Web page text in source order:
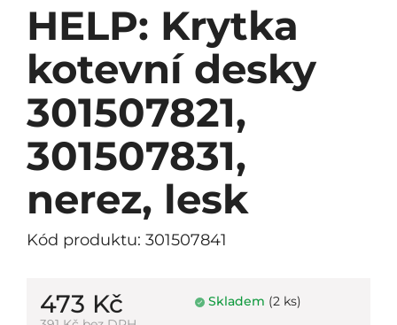
HELP: Krytka
kotevní desky
301507821,
301507831,
nerez, lesk
Kód produktu: 301507841
473 Kč Skladem (2 ks)